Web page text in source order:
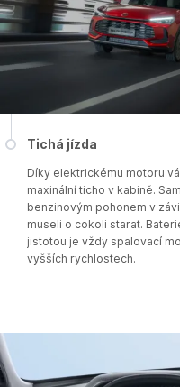
Tichá jízda
Díky elektrickému motoru
maxinální ticho v kabině.
benzinovým pohonem v
museli o cokoli starat.
jistotou je vždy spalovací
vyšších rychlostech.